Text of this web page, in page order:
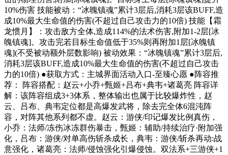
10%伤害 技能被动：“冰魄镇魂”累计3层后,消耗3层该BUFF,造
成10%最大生命值的伤害(不超过自己攻击力的10倍) 技能【霜
龙惯月】：攻击敌方全体,造成114%的法术伤害,附加1-2层[冰
魄镇魂]。攻击完若目标生命值低于35%则再附加1层[冰魄镇
魂](不受被动额外层数影响) 被动效果：“冰魄镇魂”累计3层后,
消耗3层该BUFF,造成10%最大生命值的伤害(不超过自己攻击
力的10倍) ●获取方式：主城界面活动入口-至臻心愿 ●阵容推
荐： 阵容搭配：赵云+小乔+甄姬+吕布+典韦+诸葛亮 阵容详
解：该阵容组成3+3体系，整体输出也属于比较爆炸性，赵
云、吕布、典韦定位都是高爆发武将，除去完全体6混沌阵
容，对阵其他系列都不虚。赵云：游侠/印记爆发比例真伤，
小乔：法师/冻伤冰冻群伤暴击，甄姬：辅助/持续治疗·附加强
化，吕布：游侠/对单高伤斩杀成长，典韦：游侠/斩杀再动:战
意强化，诸葛亮：法师/侵蚀强化引爆侵蚀。双法系+三游侠+1